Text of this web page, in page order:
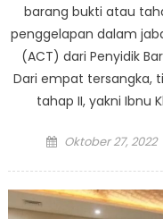
barang bukti atau
penggelapan dalam
(ACT) dari Penyidik
Dari empat tersangka,
tahap II, yakni Ibnu
Posted
Oktober 27, 2022